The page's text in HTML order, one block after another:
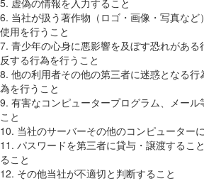
5. 虚偽の情報を入力すること
6. 当社が扱う著作物（ロゴ・画像・写真な
使用を行うこと
7. 青少年の心身に悪影響を及ぼす恐れがあ
反する行為を行うこと
8. 他の利用者その他の第三者に迷惑となる
為を行うこと
9. 有害なコンピュータープログラム、メー
こと
10. 当社のサーバーその他のコンピューター
11. パスワードを第三者に貸与・譲渡するこ
ること
12. その他当社が不適切と判断すること